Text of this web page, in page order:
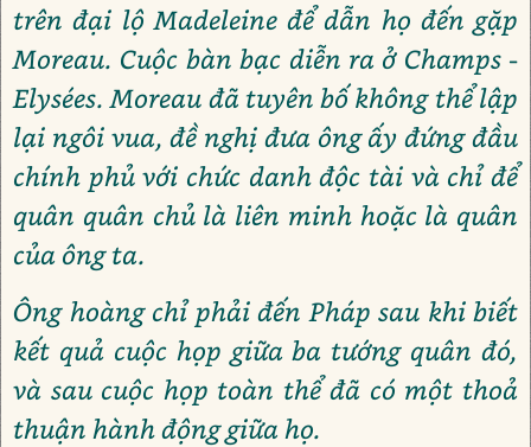
trên đại lộ Madeleine để dẫn họ đến gặp
Moreau. Cuộc bàn bạc diễn ra ở Champs -
Elysées. Moreau đã tuyên bố không thể lập
lại ngôi vua, đề nghị đưa ông ấy đứng đầu
chính phủ với chức danh độc tài và chỉ để
quân quân chủ là liên minh hoặc là quân
của ông ta.
Ông hoàng chỉ phải đến Pháp sau khi biết
kết quả cuộc họp giữa ba tướng quân đó,
và sau cuộc họp toàn thể đã có một thoả
thuận hành động giữa họ.